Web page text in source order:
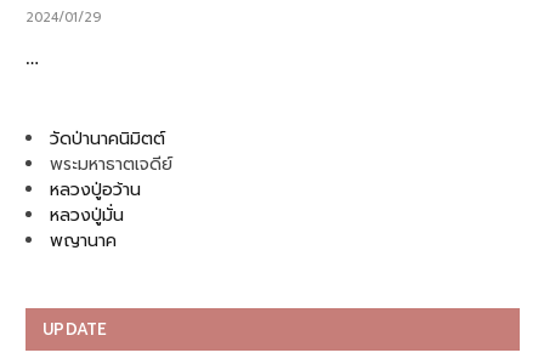
2024/01/29
…
วัดป่านาคนิมิตต์
พระมหาธาตเจดีย์
หลวงปู่อว้าน
หลวงปู่มั่น
พญานาค
UPDATE